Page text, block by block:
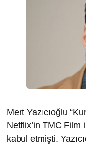
Mert Yazıcıoğlu
Netflix’in TMC Film
kabul etmişti.